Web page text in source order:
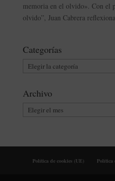
memoria en el olvido». Con el
olvido”, Juan Cabrera
Categorías
Categorías
Archivo
Archivo
Política de cookies (UE) Política